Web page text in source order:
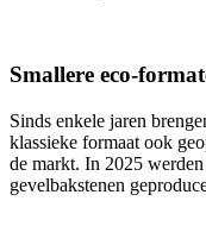
Smallere eco-
Sinds enkele jaren
klassieke formaat ook
de markt. In 2025 werden
gevelbakstenen